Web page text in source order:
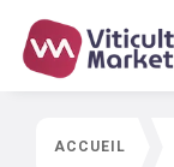
ACCUEIL